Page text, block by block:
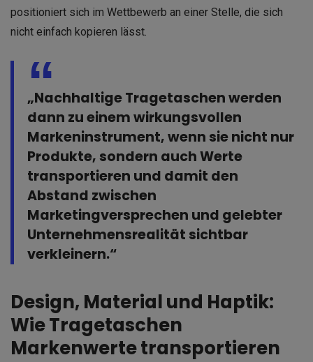
positioniert sich im Wettbewerb an einer Stelle, die sich
nicht einfach kopieren lässt.
„Nachhaltige Tragetaschen werden
dann zu einem wirkungsvollen
Markeninstrument, wenn sie nicht nur
Produkte, sondern auch Werte
transportieren und damit den
Abstand zwischen
Marketingversprechen und gelebter
Unternehmensrealität sichtbar
verkleinern.“
Design, Material und Haptik:
Wie Tragetaschen
Markenwerte transportieren